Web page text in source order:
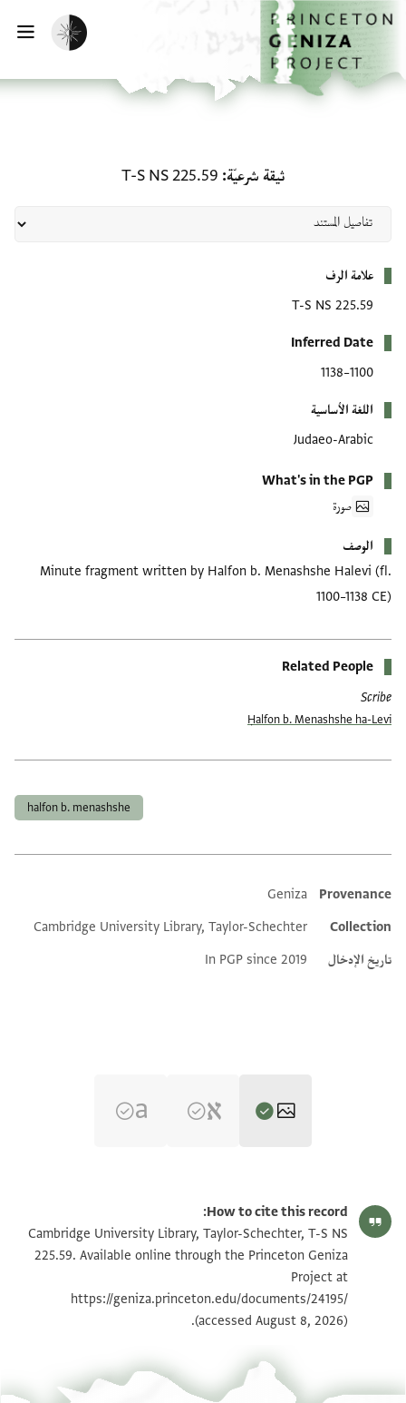
إلى المحتوى الرئيسي
الرئيسية
تفعيل الوضع المظلم
ثيقة شرعيّة T-S NS 225.59
علامة الرف
T-S NS 225.59
Inferred Date
1100–1138
اللغة الأساسية
Judaeo-Arabic
What's in the PGP
صورة
الوصف
Minute fragment written by Halfon b. Menashshe Halevi (fl.
1100–1138 CE)
Related People
Scribe
Ḥalfon b. Menashshe ha-Levi
halfon b. menashshe
Additional metadata
Provenance
Geniza
Collection
Cambridge University Library, Taylor-Schechter
تاريخ الإدخال
In PGP since 2019
T-S NS 225.59 1v تكبير و تدوير
بيان أذونات الصورة
How to cite this record:
Cambridge University Library, Taylor-Schechter, T-S NS
225.59. Available online through the Princeton Geniza
Project at
https://geniza.princeton.edu/documents/24195/
(accessed August 8, 2026).